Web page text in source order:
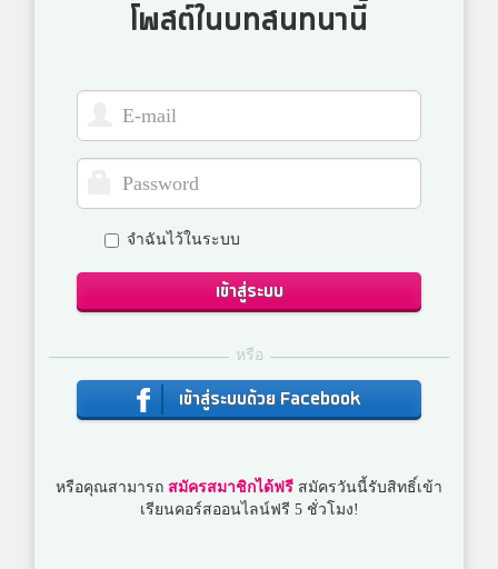
โพสต์ในบทสนทนานี้
จำฉันไว้ในระบบ
เข้าสู่ระบบ
หรือ
เข้าสู่ระบบด้วย Facebook
หรือคุณสามารถ สมัครสมาชิกได้ฟรี สมัครวันนี้รับสิทธิ์เข้า
เรียนคอร์สออนไลน์ฟรี 5 ชั่วโมง!